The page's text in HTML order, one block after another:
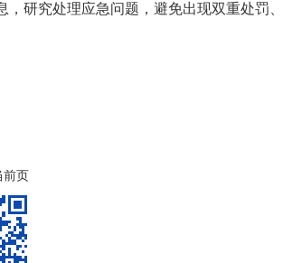
，研究处理应急问题，避免出现双重处罚、
前页